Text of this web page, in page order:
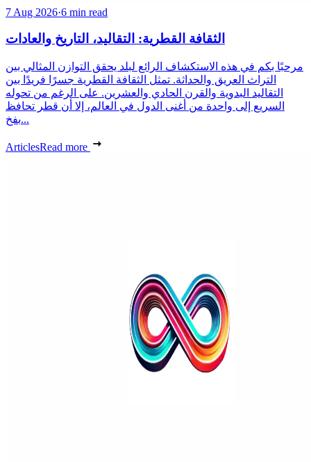
7 Aug 2026·6 min read
الثقافة القطرية: التقاليد، التاريخ والعادات
مرحبًا بكم في هذه الاستكشاف الرائع لبلد يحقق التوازن المثالي بين
التراث العريق والحداثة. تمثل الثقافة القطرية جسرًا فريدًا بين
التقاليد البدوية والقرن الحادي والعشرين. على الرغم من تحوله
السريع إلى واحدة من أغنى الدول في العالم، إلا أن قطر تحافظ
بفخ...
ArticlesRead more